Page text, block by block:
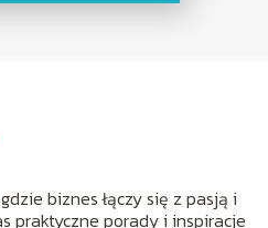
biznes łączy się z pasją i
praktyczne porady i inspiracje